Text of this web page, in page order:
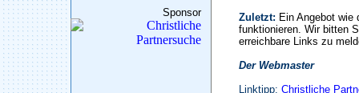
Sponsor
Zuletzt: Ein Angebot wie
funktionieren. Wir bitten
erreichbare Links zu
Der Webmaster
Linktipp: Christliche